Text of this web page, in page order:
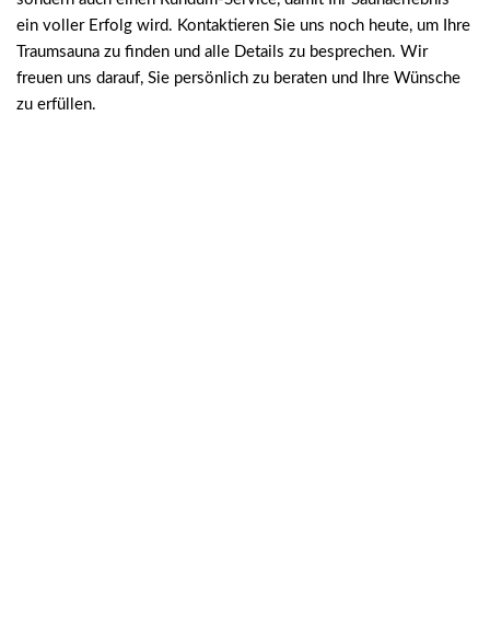
ein voller Erfolg wird. Kontaktieren Sie uns noch heute, um Ihre
Traumsauna zu finden und alle Details zu besprechen. Wir
freuen uns darauf, Sie persönlich zu beraten und Ihre Wünsche
zu erfüllen.